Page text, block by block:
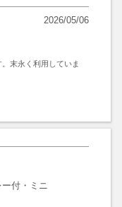
2026/05/06
末永く利用していま
付・ミニ